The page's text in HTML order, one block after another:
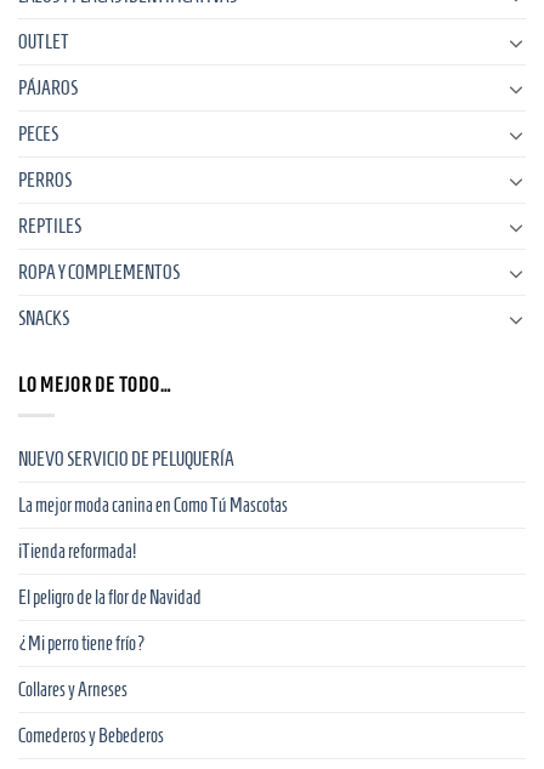
OUTLET
PÁJAROS
PECES
PERROS
REPTILES
ROPA Y COMPLEMENTOS
SNACKS
LO MEJOR DE TODO…
NUEVO SERVICIO DE PELUQUERÍA
La mejor moda canina en Como Tú Mascotas
¡Tienda reformada!
El peligro de la flor de Navidad
¿Mi perro tiene frío?
Collares y Arneses
Comederos y Bebederos